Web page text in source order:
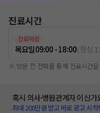
진료시간
진료마감
목요일09:00 - 18:00(점심
※ 방문 전 전화를 통해 진료시간
혹시 의사·병원관계자 이신가
최대 200만원 받고 바로 광고 시